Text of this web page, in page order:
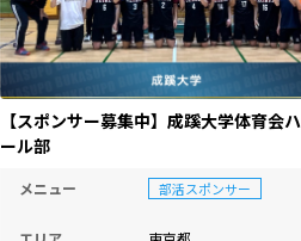
【スポンサー募集中】成蹊大学体育会
ール部
メニュー 部活スポンサー